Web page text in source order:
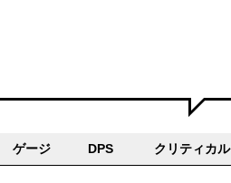
ゲージ DPS クリティカル